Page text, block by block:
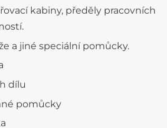
kabiny, předěly pracovních
a jiné speciální pomůcky.
dílu
pomůcky